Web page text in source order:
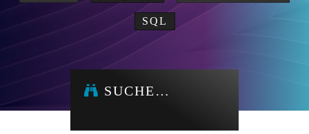
SQL
SUCHE…